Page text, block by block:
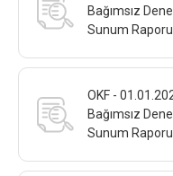
Bağımsız
Sunum Raporu
OKF -
Bağımsız
Sunum Raporu